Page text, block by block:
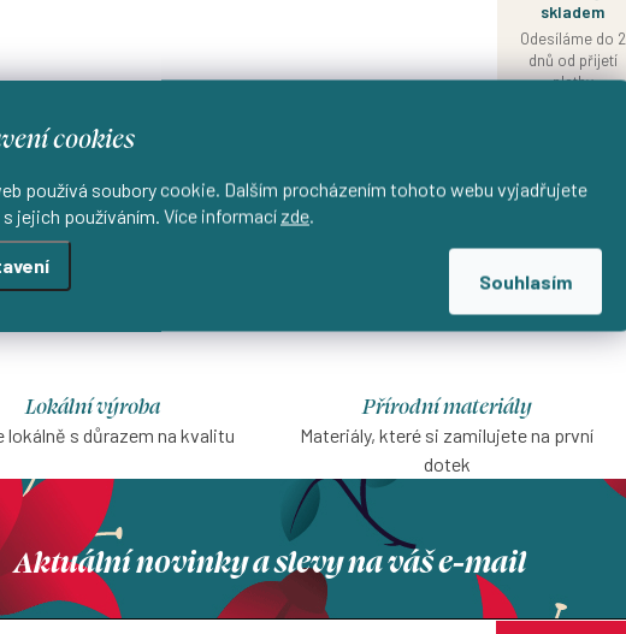
cookies
používá soubory cookie. Dalším procházením tohoto webu vyjadřujete
s jejich používáním. Více informací zde.
Souhlasím
skladem
Odesíláme do 2
dnů od přijetí
platby
Lokální výroba
lokálně s důrazem na kvalitu
Přírodní materiály
Materiály, které si zamilujete na první
dotek
Aktuální novinky a slevy na váš e-mail